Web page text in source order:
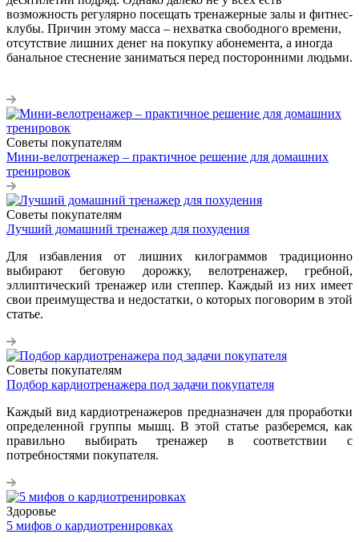
возможность регулярно посещать тренажерные залы и фитнес-
клубы. Причин этому масса – нехватка свободного времени,
отсутствие лишних денег на покупку абонемента, а иногда
банальное стеснение заниматься перед посторонними людьми.
Советы покупателям
Мини-велотренажер – практичное решение для домашних
тренировок
Советы покупателям
Лучший домашний тренажер для похудения
Для избавления от лишних килограммов традиционно
выбирают беговую дорожку, велотренажер, гребной,
эллиптический тренажер или степпер. Каждый из них имеет
свои преимущества и недостатки, о которых поговорим в этой
статье.
Советы покупателям
Подбор кардиотренажера под задачи покупателя
Каждый вид кардиотренажеров предназначен для проработки
определенной группы мышц. В этой статье разберемся, как
правильно выбирать тренажер в соответствии с
потребностями покупателя.
Здоровье
5 мифов о кардиотренировках